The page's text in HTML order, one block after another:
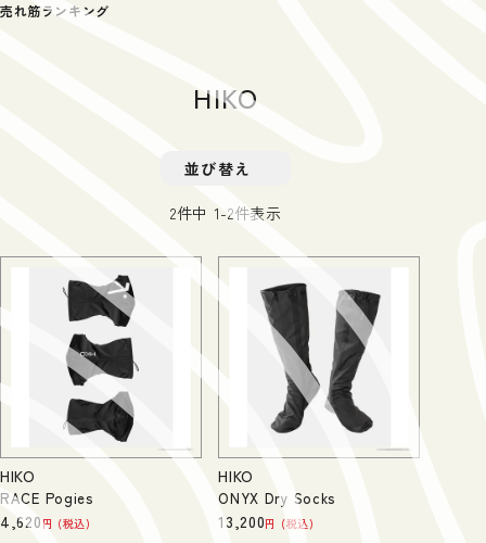
売れ筋ランキング
HIKO
並び替え
2件中 1-2件表示
HIKO
RACE Pogies
4,620 税込
HIKO
ONYX Dry Socks
13,200 税込